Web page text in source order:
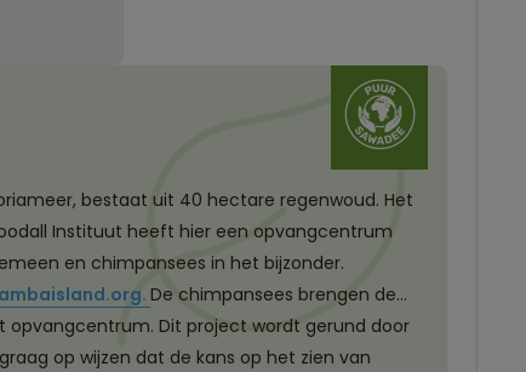
bestaat uit 40 hectare regenwoud. Het
Instituut heeft hier een opvangcentrum
en chimpansees in het bijzonder.
De chimpansees brengen de
opvangcentrum. Dit project wordt gerund door
op wijzen dat de kans op het zien van